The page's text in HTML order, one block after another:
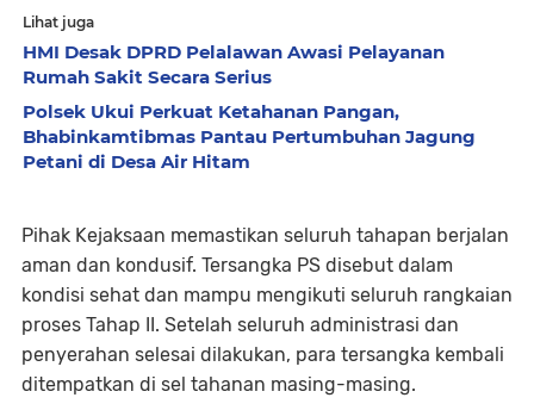
Lihat juga
HMI Desak DPRD Pelalawan Awasi Pelayanan
Rumah Sakit Secara Serius
Polsek Ukui Perkuat Ketahanan Pangan,
Bhabinkamtibmas Pantau Pertumbuhan Jagung
Petani di Desa Air Hitam
Pihak Kejaksaan memastikan seluruh tahapan berjalan
aman dan kondusif. Tersangka PS disebut dalam
kondisi sehat dan mampu mengikuti seluruh rangkaian
proses Tahap II. Setelah seluruh administrasi dan
penyerahan selesai dilakukan, para tersangka kembali
ditempatkan di sel tahanan masing-masing.